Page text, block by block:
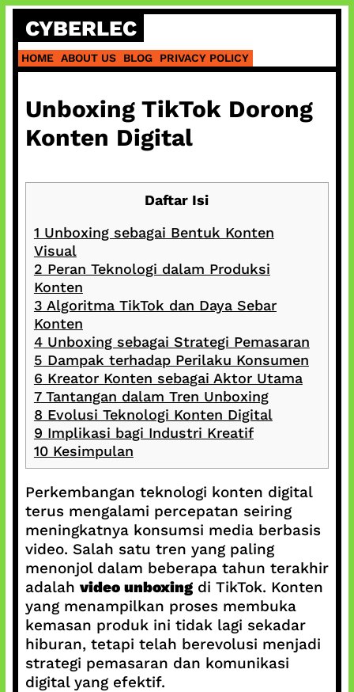
Skip
content
CYBERLEC
HOME ABOUT US BLOG PRIVACY POLICY
Unboxing TikTok Dorong
Konten Digital
Daftar Isi
1 Unboxing sebagai Bentuk Konten
Visual
2 Peran Teknologi dalam Produksi
Konten
3 Algoritma TikTok dan Daya Sebar
Konten
4Unboxing sebagai Strategi Pemasaran
5 Dampak terhadap Perilaku Konsumen
6 Kreator Konten sebagai Aktor Utama
7Tantangan dalam Tren Unboxing
8 Evolusi Teknologi Konten Digital
9 Implikasi bagi Industri Kreatif
10Kesimpulan
Perkembangan teknologi konten digital
terus mengalami percepatan seiring
meningkatnya konsumsi media berbasis
video. Salah satu tren yang paling
menonjol dalam beberapa tahun terakhir
adalah video unboxingdi TikTok. Konten
yang menampilkan proses membuka
kemasan produk ini tidak lagi sekadar
hiburan, tetapi telah berevolusi menjadi
strategi pemasaran dan komunikasi
digital yang efektif.